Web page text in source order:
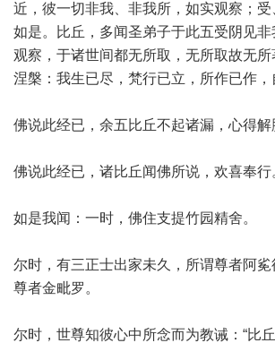
近，彼一切非我、非我所，如实观察；
如是。比丘，多闻圣弟子于此五受阴见
观察，于诸世间都无所取，无所取故无
涅槃：我生已尽，梵行已立，所作已作，
佛说此经已，余五比丘不起诸漏，心得解
佛说此经已，诸比丘闻佛所说，欢喜奉行
如是我闻：一时，佛住支提竹园精舍。
尔时，有三正士出家未久，所谓尊者阿㝹
尊者金毗罗。
尔时，世尊知彼心中所念而为教诫：“比